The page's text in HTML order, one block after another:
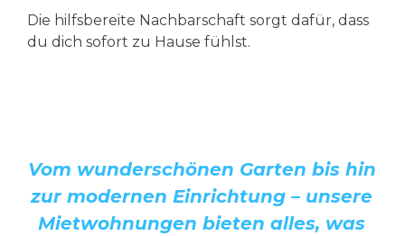
Die hilfsbereite Nachbarschaft sorgt dafür, dass
du dich sofort zu Hause fühlst.
Vom wunderschönen Garten bis hin
zur modernen Einrichtung – unsere
Mietwohnungen bieten alles, was